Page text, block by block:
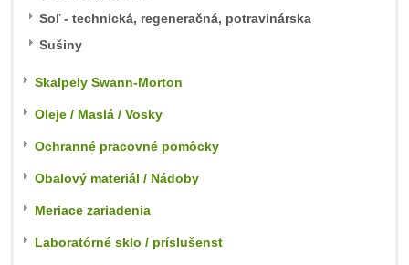
Soľ - technická, regeneračná, potravinárska
Sušiny
Skalpely Swann-Morton
Oleje / Maslá / Vosky
Ochranné pracovné pomôcky
Obalový materiál / Nádoby
Meriace zariadenia
Laboratórné sklo / príslušenst